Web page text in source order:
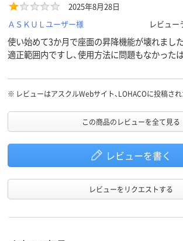
2025年8月28日
ＡＳＫＵＬユーザー様
レビュー
使い始めて3か月で座面の昇降機能が壊れまし
適正範囲内ですし、使用方法に問題もなかった
※ レビューはアスクルWebサイト、LOHACOに投稿され
この商品のレビューを全て見る
レビューを書く
レビューをリクエストする